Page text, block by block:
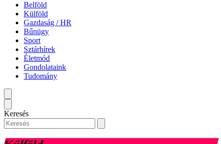
Belföld
Külföld
Gazdaság / HR
Bűnügy
Sport
Sztárhírek
Életmód
Gondolataink
Tudomány
Keresés